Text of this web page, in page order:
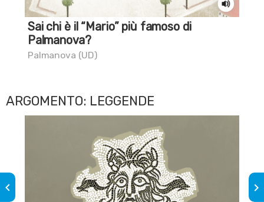
Sai chi è il “Mario” più famoso di
Palmanova?
Palmanova (UD)
ARGOMENTO: LEGGENDE
keyboard_arrow_left keyboard_arrow_right